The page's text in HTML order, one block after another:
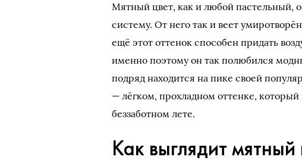
Мятный цвет, как и любой пастельный,
систему. От него так и веет
ещё этот оттенок способен придать
именно поэтому он так полюбился
подряд находится на пике своей
— лёгком, прохладном оттенке,
беззаботном лете.
Как выглядит мятный